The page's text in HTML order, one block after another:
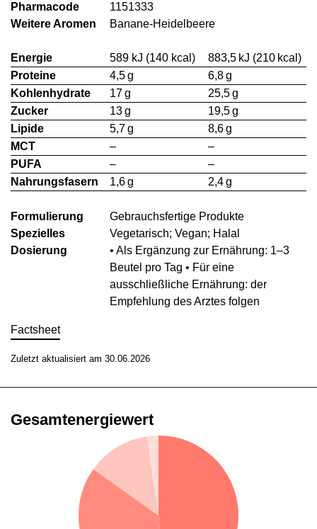
Pharmacode
1151333
Weitere Aromen
Banane-Heidelbeere
Energie 589 kJ (140 kcal)
883,5 kJ (210 kcal)
Proteine
4,5 g
6,8 g
Kohlenhydrate
17 g
25,5 g
Zucker
13 g
19,5 g
Lipide
5,7 g
8,6 g
MCT
–
–
PUFA
–
–
Nahrungsfasern
1,6 g 2,4 g
Formulierung
Gebrauchsfertige Produkte
Spezielles
Vegetarisch; Vegan; Halal
Dosierung
• Als Ergänzung zur Ernährung: 1–3
Beutel pro Tag • Für eine
ausschließliche Ernährung: der
Empfehlung des Arztes folgen
Factsheet
Zuletzt aktualisiert am 30.06.2026
Gesamtenergiewert